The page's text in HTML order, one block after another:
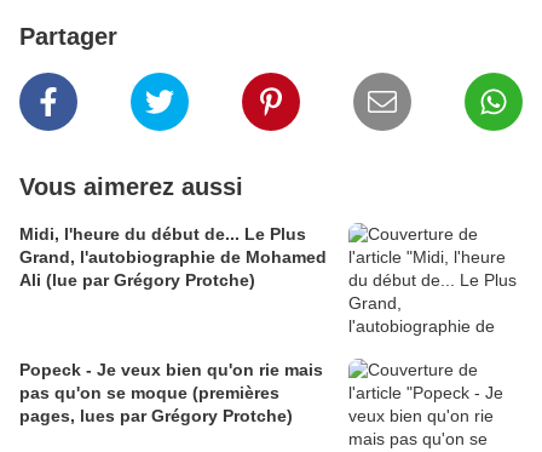
Partager
Vous aimerez aussi
Midi, l'heure du début de... Le Plus
Grand, l'autobiographie de Mohamed
Ali (lue par Grégory Protche)
Popeck - Je veux bien qu'on rie mais
pas qu'on se moque (premières
pages, lues par Grégory Protche)